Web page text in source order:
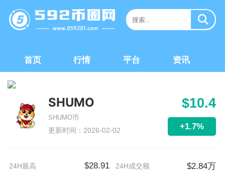
首页 行情 平台 资讯
SHUMO
SHUMO币
更新时间：2026-02-02
$10.4
+1.7%
24H最高 $28.91 24H成交额 $2.84万